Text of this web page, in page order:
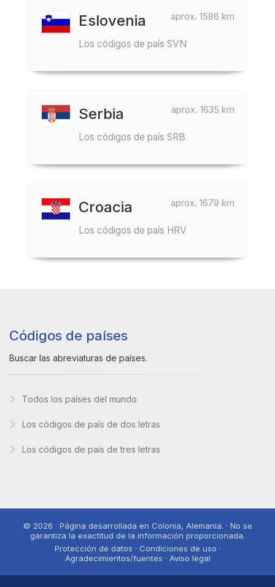
aprox. 1586 km
Eslovenia
Los códigos de país SVN
aprox. 1635 km
Serbia
Los códigos de país SRB
aprox. 1679 km
Croacia
Los códigos de país HRV
Códigos de países
Buscar las abreviaturas de países.
Todos los países del mundo
Los códigos de país de dos letras
Los códigos de país de tres letras
© 2026 · Página desarrollada en Colonia, Alemania. · No se
garantiza la exactitud de la información proporcionada.
Protección de datos · Condiciones de uso ·
Agradecimientos/fuentes · Aviso legal